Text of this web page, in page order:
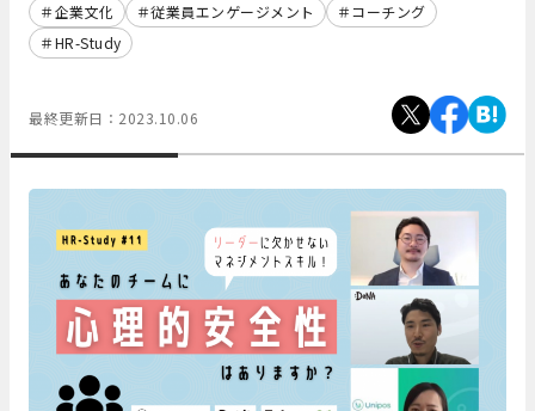
企業文化 従業員エンゲージメント
コーチング
HR-Study
最終更新日： 2023.10.06